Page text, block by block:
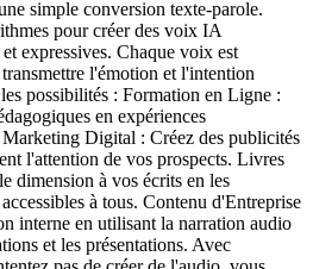
simple conversion texte-parole.
pour créer des voix IA
expressives. Chaque voix est
l'émotion et l'intention
possibilités : Formation en Ligne :
en expériences
Digital : Créez des publicités
l'attention de vos prospects. Livres
dimension à vos écrits en les
à tous. Contenu d'Entreprise
interne en utilisant la narration audio
et les présentations. Avec